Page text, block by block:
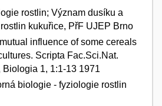
rostlin; Význam dusíku a
kukuřice, PřF UJEP Brno
influence of some cereals
Scripta Fac.Sci.Nat.
1, 1:1-13 1971
biologie - fyziologie rostlin